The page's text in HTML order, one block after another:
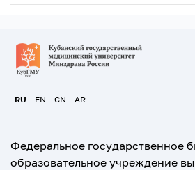
RU EN CN AR
Федеральное государственное
образовательное учреждение